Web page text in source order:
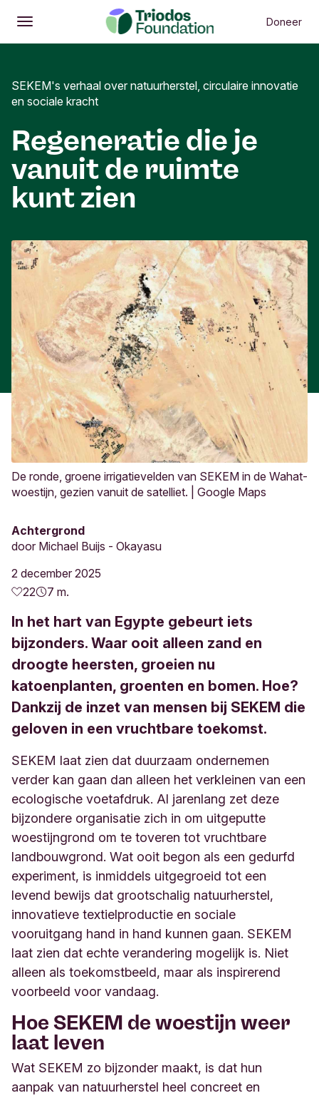
Openen
Hoofdmenu Doneer
SEKEM's verhaal over natuurherstel, circulaire innovatie
en sociale kracht
Regeneratie die je
vanuit de ruimte
kunt zien
De ronde, groene irrigatievelden van SEKEM in de Wahat-
woestijn, gezien vanuit de satelliet. | Google Maps
Achtergrond
door Michael Buijs - Okayasu
2 december 2025
22
7 m.
In het hart van Egypte gebeurt iets
bijzonders. Waar ooit alleen zand en
droogte heersten, groeien nu
katoenplanten, groenten en bomen. Hoe?
Dankzij de inzet van mensen bij SEKEM die
geloven in een vruchtbare toekomst.
SEKEM laat zien dat duurzaam ondernemen
verder kan gaan dan alleen het verkleinen van een
ecologische voetafdruk. Al jarenlang zet deze
bijzondere organisatie zich in om uitgeputte
woestijngrond om te toveren tot vruchtbare
landbouwgrond. Wat ooit begon als een gedurfd
experiment, is inmiddels uitgegroeid tot een
levend bewijs dat grootschalig natuurherstel,
innovatieve textielproductie en sociale
vooruitgang hand in hand kunnen gaan. SEKEM
laat zien dat echte verandering mogelijk is. Niet
alleen als toekomstbeeld, maar als inspirerend
voorbeeld voor vandaag.
Hoe SEKEM de woestijn weer
laat leven
Wat SEKEM zo bijzonder maakt, is dat hun
aanpak van natuurherstel heel concreet en